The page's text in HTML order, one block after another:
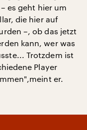
es geht hier um
die hier auf
–, ob das jetzt
kann, wer was
Trotzdem ist
Player
er.